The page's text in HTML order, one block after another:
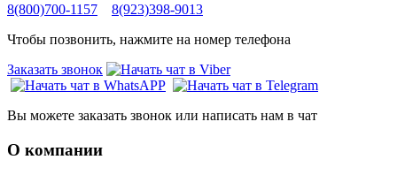
8(800)700-1157
8(923)398-9013
Чтобы позвонить, нажмите на номер телефона
Заказать звонок
Вы можете заказать звонок или написать нам в чат
О компании